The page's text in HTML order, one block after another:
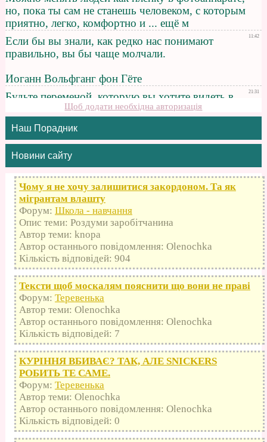
Щоб додати необхідна авторизація
Наш Порадник
Новини сайту
Чому я не хочу залишитися закордоном. Та як
мігрантам влашту
Форум: Школа - навчання
Опис теми: Роздуми заробітчанина
Автор теми: knopa
Автор останнього повідомлення: Olenochka
Кількість відповідей: 904
Тексти щоб москалям пояснити що вони не праві
Форум: Теревенька
Автор теми: Olenochka
Автор останнього повідомлення: Olenochka
Кількість відповідей: 7
КУРІННЯ ВБИВАЄ? ТАК, АЛЕ SNICKERS
РОБИТЬ ТЕ САМЕ.
Форум: Теревенька
Автор теми: Olenochka
Автор останнього повідомлення: Olenochka
Кількість відповідей: 0